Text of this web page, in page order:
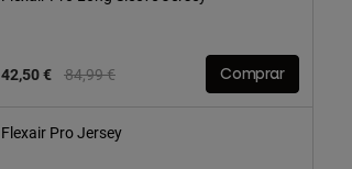
Price reduced from
84,99 €to
42,50 € Comprar
Flexair Pro Jersey